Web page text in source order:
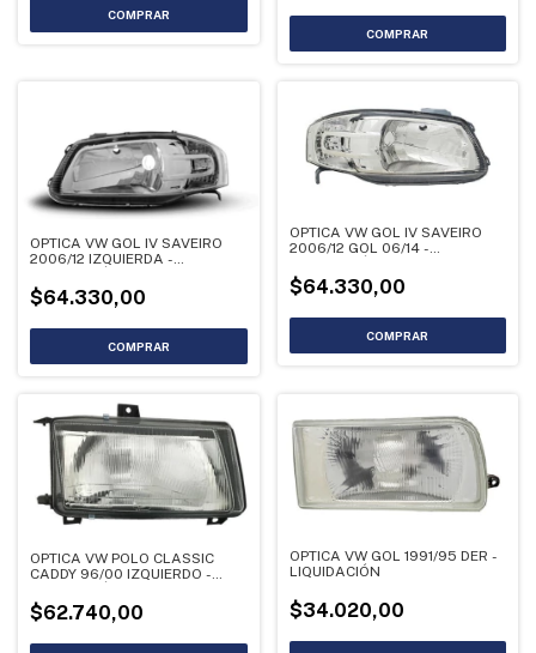
OPTICA VW GOL IV SAVEIRO
2006/12 IZQUIERDA -
$64.330,00
OPTICA VW GOL IV SAVEIRO
2006/12 GOL 06/14 -
$64.330,00
OPTICA VW POLO CLASSIC
CADDY 96/00 IZQUIERDO -
$62.740,00
OPTICA VW GOL 1991/95 DER -
LIQUIDACIÓN
$34.020,00